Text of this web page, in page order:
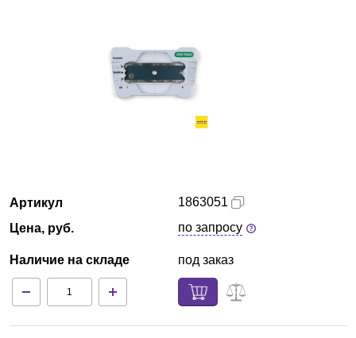
Партнеры
Технический сервис
Доставка и оплата
Артикул
Цена, руб.
Наличие на складе
1863051
по запросу
под заказ